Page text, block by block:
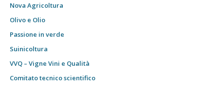
Nova Agricoltura
Olivo e Olio
Passione in verde
Suinicoltura
VVQ – Vigne Vini e Qualità
Comitato tecnico scientifico